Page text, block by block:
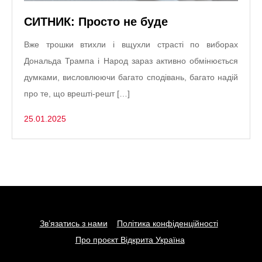
СИТНИК: Просто не буде
Вже трошки втихли і вщухли страсті по виборах
Дональда Трампа і Народ зараз активно обмінюється
думками, висловлюючи багато сподівань, багато надій
про те, що врешті-решт […]
25.01.2025
Зв’язатись з нами
Політика конфіденційності
Про проєкт Відкрита Україна